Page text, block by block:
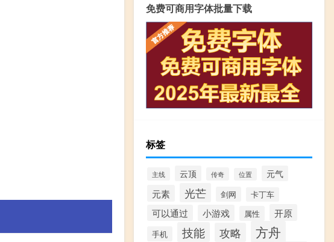
免费可商用字体批量下载
标签
主线 云顶 传奇 位置 元气
元素 光芒 剑网 卡丁车
可以通过 小游戏 属性 开原
手机 技能 攻略 方舟